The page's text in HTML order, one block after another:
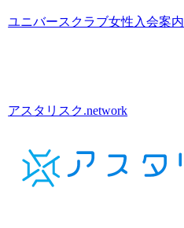
ユニバースクラブ女性入会案内
アスタリスク.network